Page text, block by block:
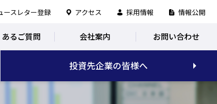
ースレター登録 アクセス 採用情報 情報公開
るご質問 会社案内 お問い合わせ
投資先企業の皆様へ